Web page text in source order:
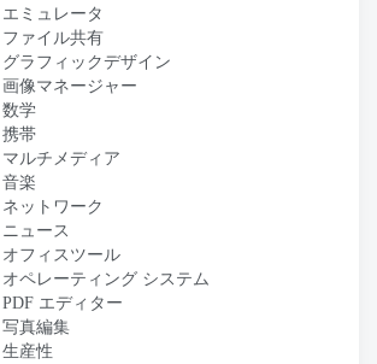
エミュレータ
ファイル共有
グラフィックデザイン
画像マネージャー
数学
携帯
マルチメディア
音楽
ネットワーク
ニュース
オフィスツール
オペレーティング システム
PDF エディター
写真編集
生産性